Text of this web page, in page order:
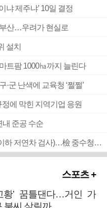
냐 제주냐’ 10일 결정
부산…우려가 현실로
설치
트팜 1000㏊까지 늘린다
군 난색에 교육청 ‘쩔쩔’
에 막힌 지역기업 응원
내 준공 수순
■ 검사 신분 버리고 직급하향(10년 이하 저연차 검사)…檢 중수청행 기피
스포츠 +
황’ 꿈틀댄다…거인 가